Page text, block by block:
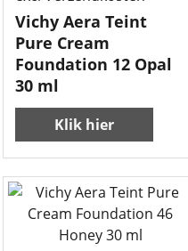
Vichy Aera Teint
Pure Cream
Foundation 12 Opal
30 ml
Klik hier